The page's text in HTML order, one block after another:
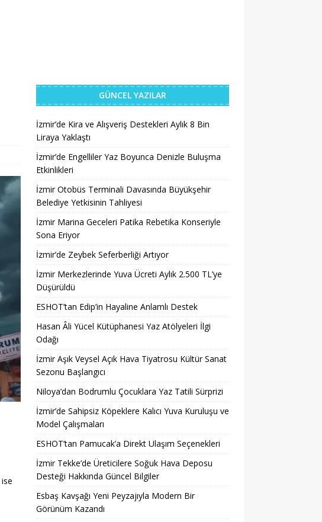
ise
GÜNCEL YAZILAR
İzmir’de Kira ve Alışveriş Destekleri Aylık 8 Bin
Liraya Yaklaştı
İzmir’de Engelliler Yaz Boyunca Denizle Buluşma
Etkinlikleri
İzmir Otobüs Terminali Davasında Büyükşehir
Belediye Yetkisinin Tahliyesi
İzmir Marina Geceleri Patika Rebetika Konseriyle
Sona Eriyor
İzmir’de Zeybek Seferberliği Artıyor
İzmir Merkezlerinde Yuva Ücreti Aylık 2.500 TL’ye
Düşürüldü
ESHOT’tan Edip’in Hayaline Anlamlı Destek
Hasan Âli Yücel Kütüphanesi Yaz Atölyeleri İlgi
Odağı
İzmir Aşık Veysel Açık Hava Tiyatrosu Kültür Sanat
Sezonu Başlangıcı
Niloya’dan Bodrumlu Çocuklara Yaz Tatili Sürprizi
İzmir’de Sahipsiz Köpeklere Kalıcı Yuva Kuruluşu ve
Model Çalışmaları
ESHOT’tan Pamucak’a Direkt Ulaşım Seçenekleri
İzmir Tekke’de Üreticilere Soğuk Hava Deposu
Desteği Hakkında Güncel Bilgiler
Esbaş Kavşağı Yeni Peyzajıyla Modern Bir
Görünüm Kazandı